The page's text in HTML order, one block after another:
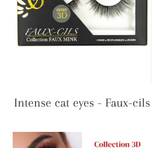
Intense cat eyes - Faux-cils